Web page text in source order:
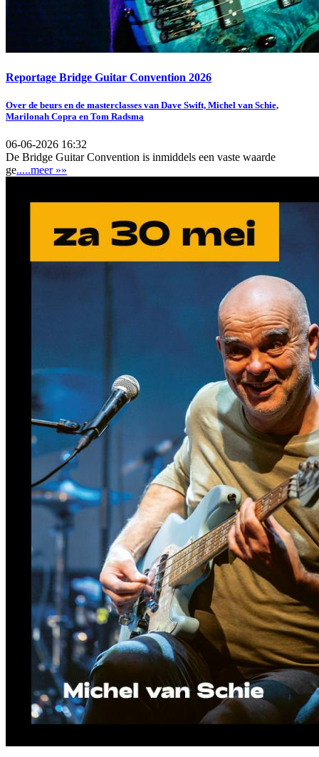
Reportage Bridge Guitar Convention 2026
Over de beurs en de masterclasses van Dave Swift, Michel van Schie,
Marilonah Copra en Tom Radsma
06-06-2026 16:32
De Bridge Guitar Convention is inmiddels een vaste waarde
ge.....meer »»